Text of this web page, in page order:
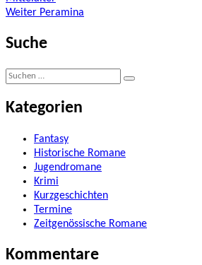
Beitragsnavigation
Weiter Nächster
Peramina
Suche
Suche
Suchen
Kategorien
Fantasy
Historische Romane
Jugendromane
Krimi
Kurzgeschichten
Termine
Zeitgenössische Romane
Kommentare